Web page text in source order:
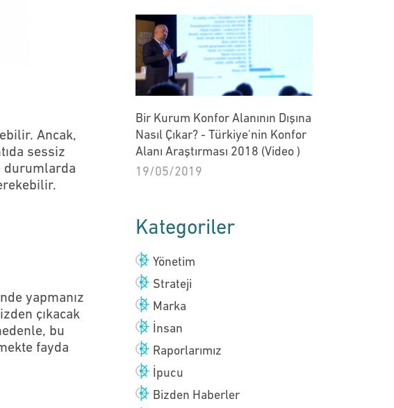
Ancak,
sessiz
durumlarda
yapmanız
çıkacak
bu
fayda
Bir Kurum Konfor Alanının Dışına
Nasıl Çıkar? - Türkiye'nin Konfor
Alanı Araştırması 2018 (Video )
19/05/2019
Kategoriler
Yönetim
Strateji
Marka
İnsan
Raporlarımız
İpucu
Bizden Haberler